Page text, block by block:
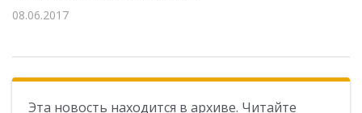
08.06.2017
Эта новость находится в архиве. Читайте